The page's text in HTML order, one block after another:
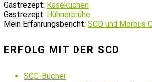
Gastrezept: Käsekuchen
Gastrezept: Hühnerbrühe
Mein Erfahrungsbericht: SCD und Morbus
ERFOLG MIT DER SCD
SCD-Bücher